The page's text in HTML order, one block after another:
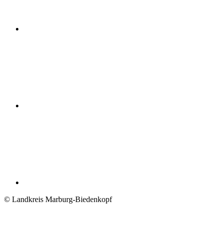
© Landkreis Marburg-Biedenkopf